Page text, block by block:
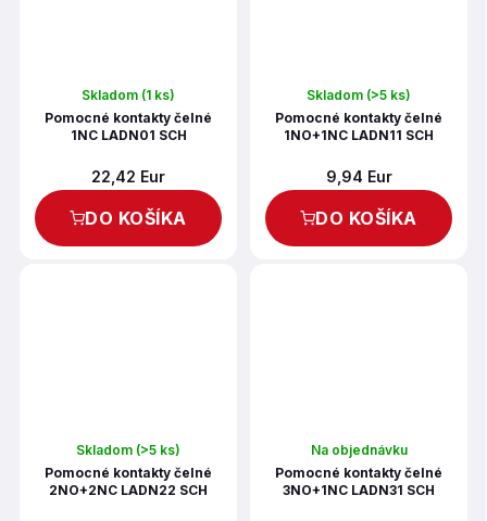
Skladom (1 ks)
Pomocné kontakty čelné
1NC LADN01 SCH
22,42 Eur
DO KOŠÍKA
Skladom (>5 ks)
Pomocné kontakty čelné
1NO+1NC LADN11 SCH
9,94 Eur
DO KOŠÍKA
Skladom (>5 ks)
Pomocné kontakty čelné
2NO+2NC LADN22 SCH
Na objednávku
Pomocné kontakty čelné
3NO+1NC LADN31 SCH